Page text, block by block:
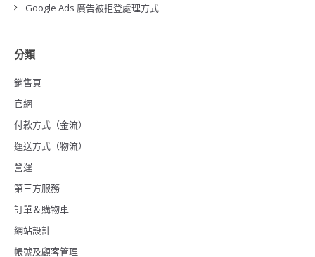
Google Ads 廣告被拒登處理方式
分類
銷售頁
官網
付款方式（金流）
運送方式（物流）
營運
第三方服務
訂單＆購物車
網站設計
帳號及顧客管理